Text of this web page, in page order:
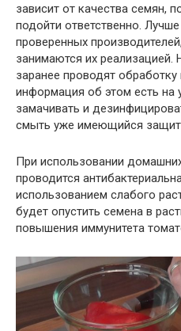
зависит от качества семян,
подойти ответственно.
проверенных
занимаются их
заранее проводят
информация об этом есть на
замачивать и
смыть уже имеющийся
При использовании
проводится
использованием слабого
будет опустить семена в
повышения иммунитета